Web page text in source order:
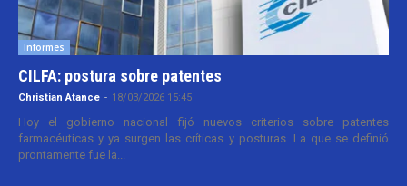
Informes
CILFA: postura sobre patentes
Christian Atance - 18/03/2026 15:45
Hoy el gobierno nacional fijó nuevos criterios sobre patentes
farmacéuticas y ya surgen las críticas y posturas. La que se definió
prontamente fue la...